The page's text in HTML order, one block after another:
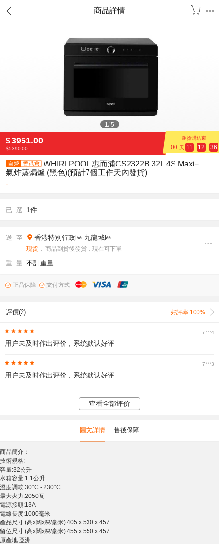
商品詳情
1/5
$3951.00 距搶購結束
00 天 11 : 12 : 35
$5390.00
WHIRLPOOL 惠而浦CS2322B 32L 4S Maxi+
氣炸蒸焗爐 (黑色)(預計7個工作天內發貨)
-
已 選 1件
送 至 香港特別行政區 九龍城區
现货 ， 商品到貨後發貨，現在可下單
重 量 不計重量
正品保障 支付方式
評價(2) 好評率 100%
7***4
用户未及时作出评价，系统默认好评
7***3
用户未及时作出评价，系统默认好评
查看全部评价
圖文詳情 售後保障
商品簡介：
技術規格:
容量:32公升
水箱容量:1.1公升
溫度調較:30°C - 230°C
最大火力:2050瓦
電源接頭:13A
電線長度:1000毫米
產品尺寸 (高x闊x深/毫米):405 x 530 x 457
留位尺寸 (高x闊x深/毫米):455 x 550 x 457
原產地:亞洲